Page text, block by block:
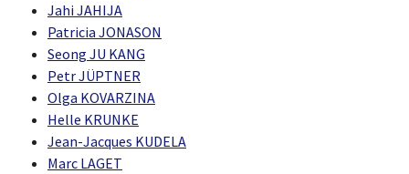
Jahi JAHIJA
Patricia JONASON
Seong JU KANG
Petr JÜPTNER
Olga KOVARZINA
Helle KRUNKE
Jean-Jacques KUDELA
Marc LAGET